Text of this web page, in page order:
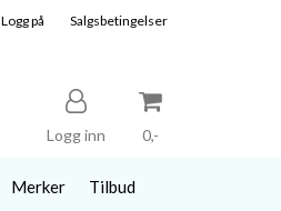
Logg på Salgsbetingelser
Logg inn 0,-
Merker Tilbud